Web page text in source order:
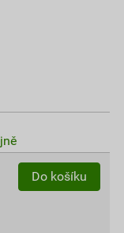
Do košíku